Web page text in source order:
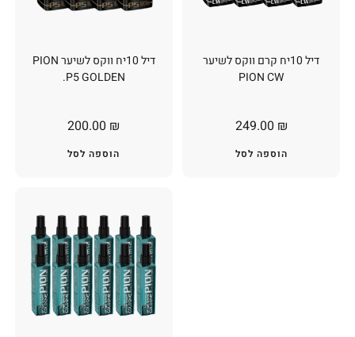
דיל 10יח ווקס לשיער PION
P5 GOLDEN.
200.00 ₪
הוספה לסל
דיל 10יח קרם ווקס לשיער
PION CW
249.00 ₪
הוספה לסל